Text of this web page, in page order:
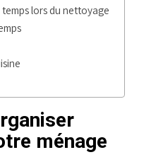
lors du nettoyage
ménage